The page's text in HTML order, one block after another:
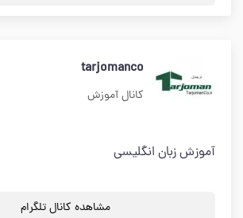
tarjomanco
کانال آموزش
آموزش زبان انگلیسی
مشاهده کانال تلگرام